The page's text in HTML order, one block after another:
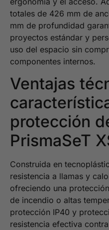
totales de 426 mm de
mm de profundidad
proyectos estándar y
uso del espacio sin
componentes internos.
Ventajas
protección
PrismaSeT
Construida en
resistencia a llamas y
ofreciendo una
de incendio o altas
protección IP40 y
resistencia efectiva